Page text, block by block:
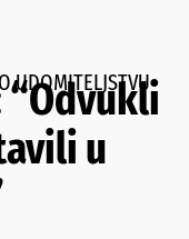
UDOMITELJSTVU
“Odvukli
u